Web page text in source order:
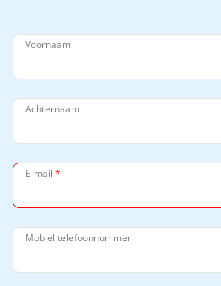
Voornaam
Achternaam
E-mail *
Mobiel telefoonnummer